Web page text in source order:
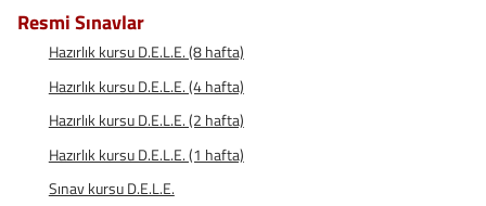
Resmi Sınavlar
Hazırlık kursu D.E.L.E. (8 hafta)
Hazırlık kursu D.E.L.E. (4 hafta)
Hazırlık kursu D.E.L.E. (2 hafta)
Hazırlık kursu D.E.L.E. (1 hafta)
Sınav kursu D.E.L.E.